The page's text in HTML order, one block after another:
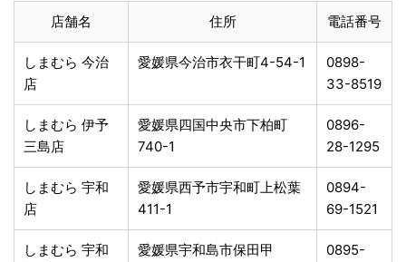
店舗名 住所 電話番号
しまむら 今治
店
愛媛県今治市衣干町4-54-1
0898-
33-8519
しまむら 伊予
三島店
愛媛県四国中央市下柏町
740-1
0896-
28-1295
しまむら 宇和
店
愛媛県西予市宇和町上松葉
411-1
0894-
69-1521
しまむら 宇和
愛媛県宇和島市保田甲
0895-